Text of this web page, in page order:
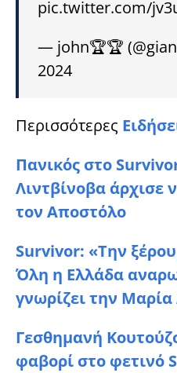
pic.twitter.com/
— john🏆🏆
2024
Περισσότερες
Πανικός στο
Λιντβίνοβα άρχισε
τον Αποστόλο
Survivor: «Την
Όλη η Ελλάδα
γνωρίζει την
Γεσθημανή
φαβορί στο φετινό